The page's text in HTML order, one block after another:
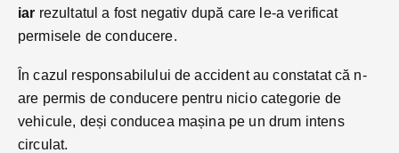
iar rezultatul a fost negativ după care le-a verificat
permisele de conducere.
În cazul responsabilului de accident au constatat că n-
are permis de conducere pentru nicio categorie de
vehicule, deși conducea mașina pe un drum intens
circulat.